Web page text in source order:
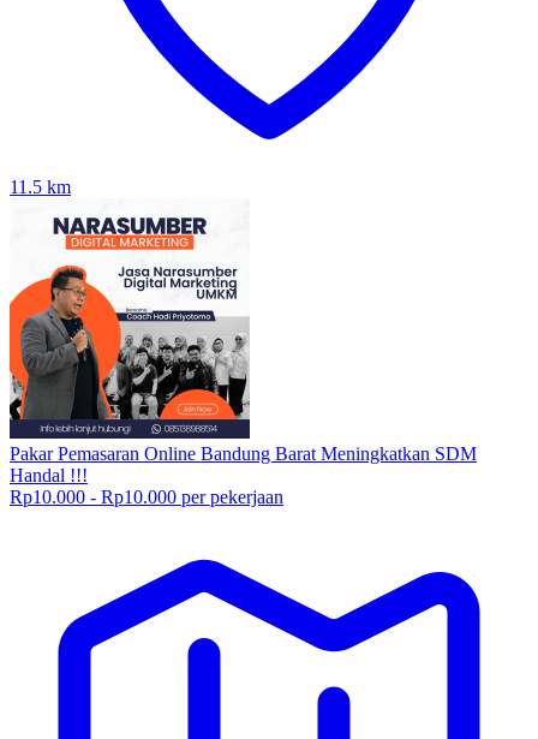
11.5 km
Pakar Pemasaran Online Bandung Barat Meningkatkan SDM
Handal !!!
Rp10.000 - Rp10.000 per pekerjaan